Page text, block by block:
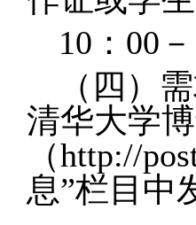
10 ：00
（四）
清华大学
（http://
息”栏目中